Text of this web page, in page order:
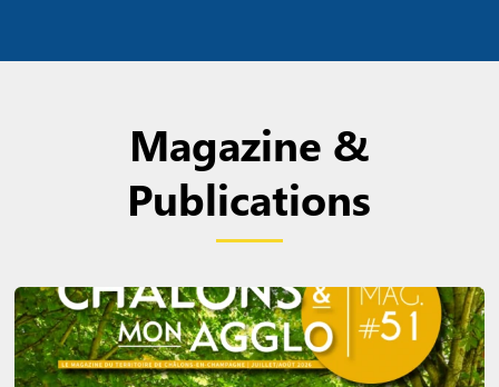
Magazine &
Publications